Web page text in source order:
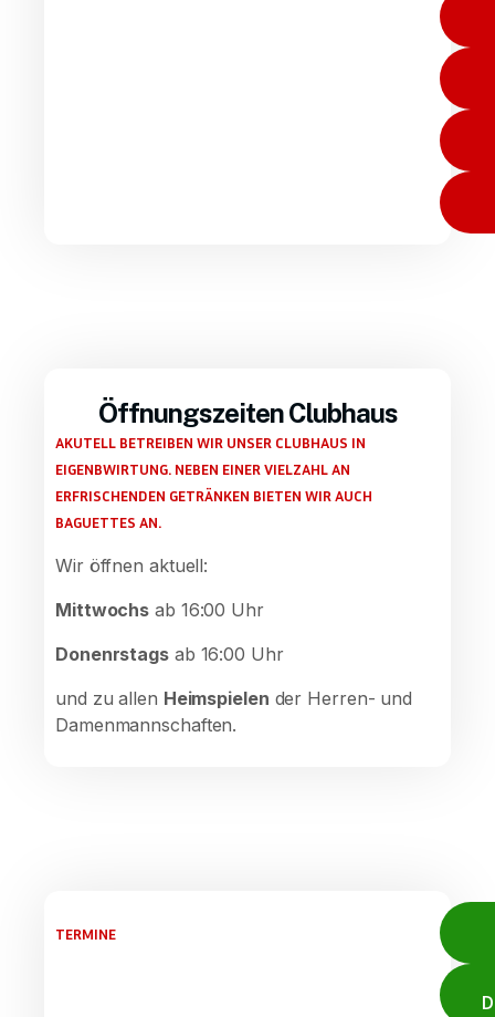
Öffnungszeiten Clubhaus
AKUTELL BETREIBEN WIR UNSER CLUBHAUS IN
EIGENBWIRTUNG. NEBEN EINER VIELZAHL AN
ERFRISCHENDEN GETRÄNKEN BIETEN WIR AUCH
BAGUETTES AN.
Wir öffnen aktuell:
Mittwochs ab 16:00 Uhr
Donenrstagsab 16:00 Uhr
und zu allen Heimspielen der Herren- und
Damenmannschaften.
TERMINE